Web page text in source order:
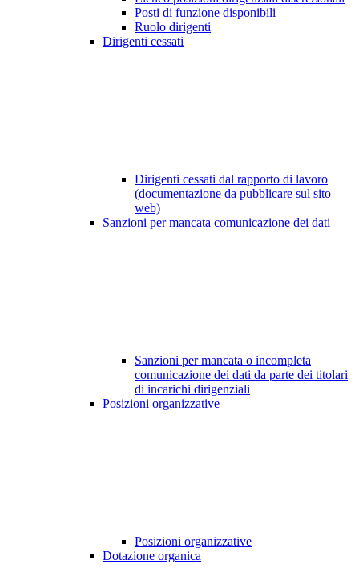
Posti di funzione disponibili
Ruolo dirigenti
Dirigenti cessati
Dirigenti cessati dal rapporto di lavoro
(documentazione da pubblicare sul sito
web)
Sanzioni per mancata comunicazione dei dati
Sanzioni per mancata o incompleta
comunicazione dei dati da parte dei titolari
di incarichi dirigenziali
Posizioni organizzative
Posizioni organizzative
Dotazione organica